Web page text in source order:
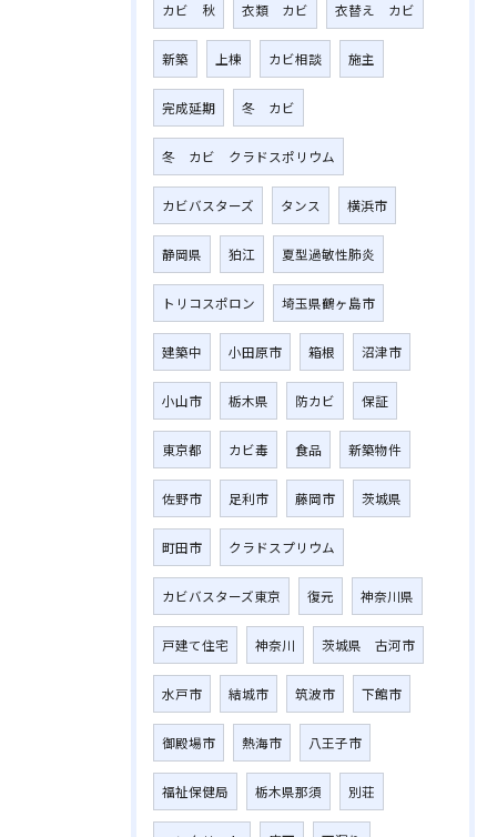
カビ 秋 衣類 カビ 衣替え カビ
新築 上棟 カビ相談 施主
完成延期 冬 カビ
冬 カビ クラドスポリウム
カビバスターズ タンス 横浜市
静岡県 狛江 夏型過敏性肺炎
トリコスポロン 埼玉県鶴ヶ島市
建築中 小田原市 箱根 沼津市
小山市 栃木県 防カビ 保証
東京都 カビ毒 食品 新築物件
佐野市 足利市 藤岡市 茨城県
町田市 クラドスプリウム
カビバスターズ東京 復元 神奈川県
戸建て住宅 神奈川 茨城県 古河市
水戸市 結城市 筑波市 下館市
御殿場市 熱海市 八王子市
福祉保健局 栃木県那須 別荘